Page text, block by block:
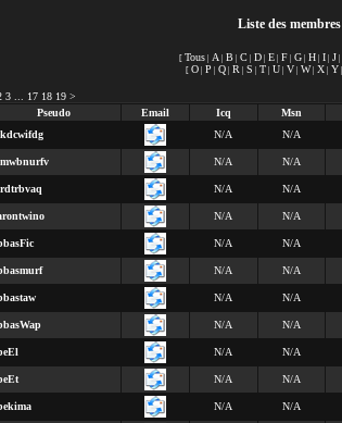
Liste des membres
[ Tous| A| B C| D| E| F| G| H| I| J
[ O P Q R S T U V W X Y
3... 17 18 19 >
Pseudo
Email Icq Msn
N/A N/A
N/A N/A
N/A N/A
N/A N/A
N/A N/A
N/A N/A
N/A N/A
N/A N/A
N/A N/A
N/A N/A
N/A N/A